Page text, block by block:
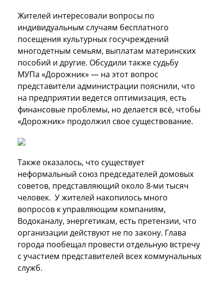
Жителей интересовали вопросы по
индивидуальным случаям бесплатного
посещения культурных госучреждений
многодетным семьям, выплатам материнских
пособий и другие. Обсудили также судьбу
МУПа «Дорожник» — на этот вопрос
представители администрации пояснили, что
на предприятии ведется оптимизация, есть
финансовые проблемы, но делается всё, чтобы
«Дорожник» продолжил свое существование.
Также оказалось, что существует
неформальный союз председателей домовых
советов, представляющий около 8-ми тысяч
человек. У жителей накопилось много
вопросов к управляющим компаниям,
Водоканалу, энергетикам, есть претензии, что
организации действуют не по закону. Глава
города пообещал провести отдельную встречу
с участием представителей всех коммунальных
служб.